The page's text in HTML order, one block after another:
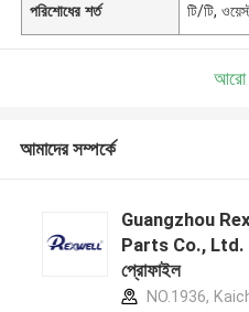
পরিশোধের শর্ত টি/টি,
আরো
আমাদের সম্পর্কে
Guangzhou
Parts Co., Ltd.
প্রোফাইল
NO.1936,